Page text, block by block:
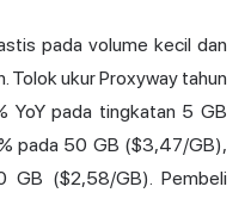
pada volume kecil dan
Tolok ukur Proxyway tahun
YoY pada tingkatan 5 GB
pada 50 GB ($3,47/GB),
GB ($2,58/GB). Pembeli